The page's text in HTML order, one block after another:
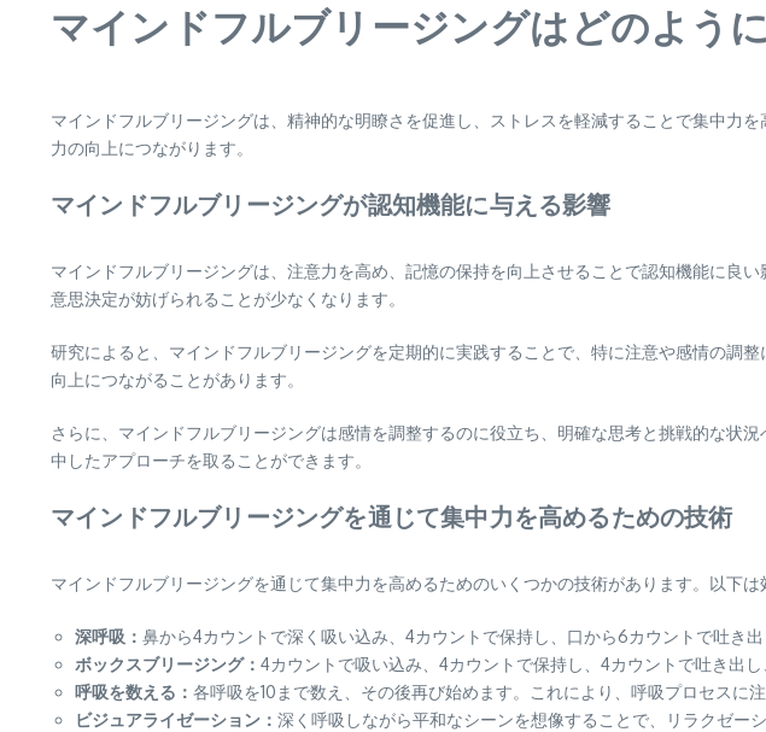
マインドフルブリージングはどのよう
マインドフルブリージングは、精神的な明瞭さを促進し、ストレスを軽減することで集中力
力の向上につながります。
マインドフルブリージングが認知機能に与える影響
マインドフルブリージングは、注意力を高め、記憶の保持を向上させることで認知機能に良
意思決定が妨げられることが少なくなります。
研究によると、マインドフルブリージングを定期的に実践することで、特に注意や感情の調
向上につながることがあります。
さらに、マインドフルブリージングは感情を調整するのに役立ち、明確な思考と挑戦的な状
中したアプローチを取ることができます。
マインドフルブリージングを通じて集中力を高めるための技術
マインドフルブリージングを通じて集中力を高めるためのいくつかの技術があります。以下は
深呼吸： 鼻から4カウントで深く吸い込み、4カウントで保持し、口から6カウントで吐き出
ボックスブリージング： 4カウントで吸い込み、4カウントで保持し、4カウントで吐き出
呼吸を数える： 各呼吸を10まで数え、その後再び始めます。これにより、呼吸プロセスに
ビジュアライゼーション： 深く呼吸しながら平和なシーンを想像することで、リラクゼー